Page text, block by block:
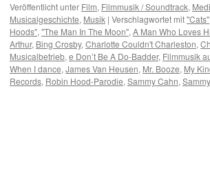
Veröffentlicht unter Film, Filmmusik / Soundtrack,
Musicalgeschichte, Musik | Verschlagwortet mit"Cats"
Hoods", "The Man In The Moon", A Man Who Loves
Arthur, Bing Crosby, Charlotte Couldn't Charleston,
Musicalbetrieb, e Don’t Be A Do-Badder, Filmmusik
When I dance, James Van Heusen, Mr. Booze, My
Records, Robin Hood-Parodie, Sammy Cahn,